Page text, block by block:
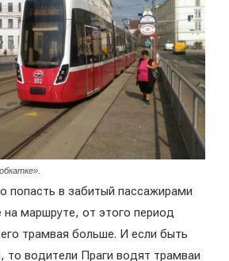
попасть в забитый пассажирами
маршруте, от этого период
трамвая больше. И если быть
то водители Праги водят трамваи